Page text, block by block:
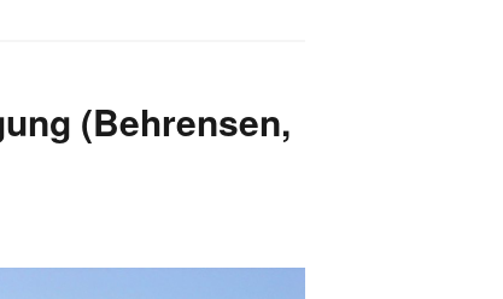
(Behrensen,